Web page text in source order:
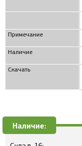
Примечание
Наличие
Скачать
Наличие: